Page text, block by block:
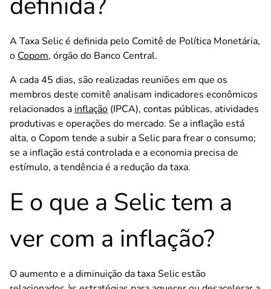
A Taxa Selic é definida pelo Comitê de Política Monetária,
o Copom, órgão do Banco Central.
A cada 45 dias, são realizadas reuniões em que os
membros deste comitê analisam indicadores econômicos
relacionados a inflação (IPCA), contas públicas, atividades
produtivas e operações do mercado. Se a inflação está
alta, o Copom tende a subir a Selic para frear o consumo;
se a inflação está controlada e a economia precisa de
estímulo, a tendência é a redução da taxa.
E o que a Selic tem a
ver com a inflação?
O aumento e a diminuição da taxa Selic estão